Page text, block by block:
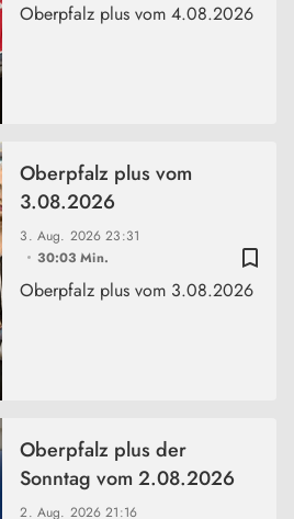
Oberpfalz plus vom 4.08.2026
bookmark_border
3. Aug. 202623:31
30:03 Min.
Oberpfalz plus vom
3.08.2026
Oberpfalz plus vom 3.08.2026
2. Aug. 202621:16
Oberpfalz plus der
Sonntag vom 2.08.2026